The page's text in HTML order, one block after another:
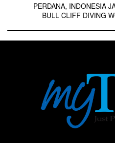
PERDANA, INDONESIA
BULL CLIFF DIVING